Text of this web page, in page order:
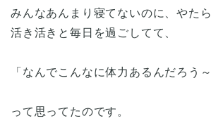
みんなあんまり寝てないのに、やたら
活き活きと毎日を過ごしてて、
「なんでこんなに体力あるんだろう～
って思ってたのです。